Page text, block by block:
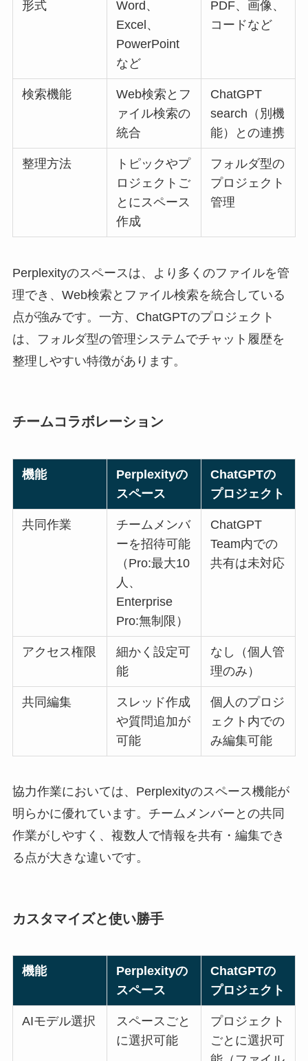
形式
Word、
Excel、
PowerPoint
など
PDF、画像、
コードなど
検索機能
Web検索とフ
ァイル検索の
統合
ChatGPT
search（別機
能）との連携
整理方法
トピックやプ
ロジェクトご
とにスペース
作成
フォルダ型の
プロジェクト
管理
Perplexityのスペースは、より多くのファイルを管
理でき、Web検索とファイル検索を統合している
点が強みです。一方、ChatGPTのプロジェクト
は、フォルダ型の管理システムでチャット履歴を
整理しやすい特徴があります。
チームコラボレーション
機能
Perplexityの
スペース
ChatGPTの
プロジェクト
共同作業
チームメンバ
ーを招待可能
（Pro:最大10
人、
Enterprise
Pro:無制限）
ChatGPT
Team内での
共有は未対応
アクセス権限
細かく設定可
能
なし（個人管
理のみ）
共同編集
スレッド作成
や質問追加が
可能
個人のプロジ
ェクト内での
み編集可能
協力作業においては、Perplexityのスペース機能が
明らかに優れています。チームメンバーとの共同
作業がしやすく、複数人で情報を共有・編集でき
る点が大きな違いです。
カスタマイズと使い勝手
機能
Perplexityの
スペース
ChatGPTの
プロジェクト
AIモデル選択
スペースごと
に選択可能
プロジェクト
ごとに選択可